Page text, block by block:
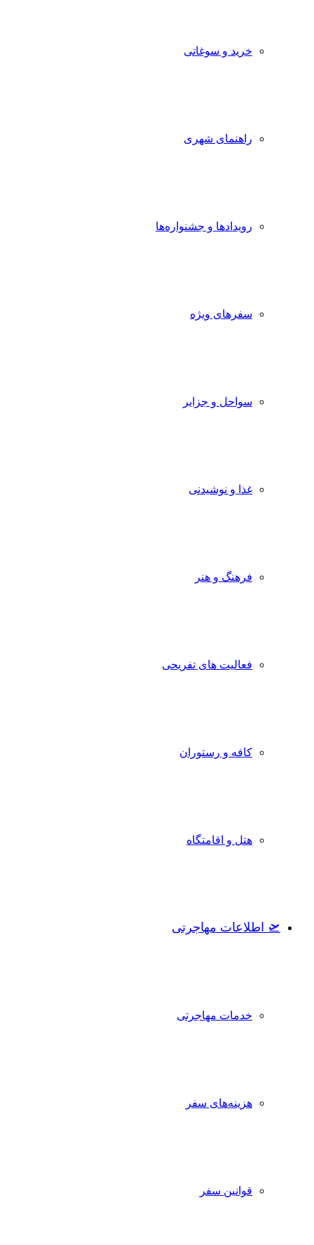
خرید و سوغاتی
راهنمای شهری
رویدادها و جشنواره‌ها
سفرهای ویژه
سواحل و جزایر
غذا و نوشیدنی
فرهنگ و هنر
فعالیت های تفریحی
کافه و رستوران
هتل و اقامتگاه
🛫 اطلاعات مهاجرتی
خدمات مهاجرتی
هزینه‌های سفر
قوانین سفر